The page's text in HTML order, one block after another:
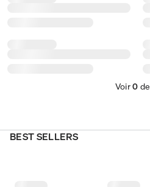
Voir0 de
BEST SELLERS